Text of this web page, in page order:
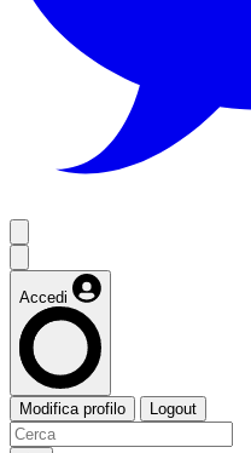
Accedi
Modifica profilo Logout